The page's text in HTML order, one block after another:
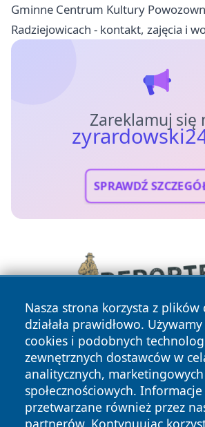
Gminne Centrum Kultury
Radziejowicach - kontakt, zajęcia i
Zareklamuj się
SPRAWDŹ
Nasza strona korzysta z plików
działała prawidłowo.
cookies i podobnych
zewnętrznych dostawców w
analitycznych,
społecznościowych.
przetwarzane również przez
partnerów. Kontynuując
Copyright © 2026 zyrardowski24.pl